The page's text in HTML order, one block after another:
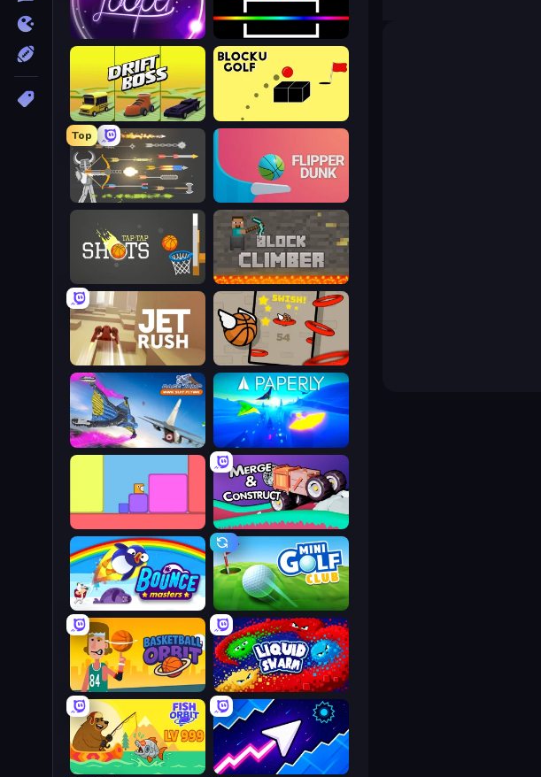
Beam
Looper
Bounce Blocku Golf
Drift Boss
Flipper Dunk 3D
Top
Ragdoll Archers
Block Climber
Tap-Tap Shots
Flappy Dunk
Jet Rush
Paperly: Paper Plane Adventure
Base Jump Wing Suit Flying
Merge & Construct
Level EATEN!
Mini Golf Club
Bouncemasters
Liquid Swarm
Basketball Orbit
Space Waves
Fish Orbit